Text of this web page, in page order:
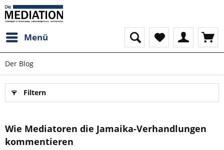
Menü
Der Blog
Filtern
Wie Mediatoren die Jamaika-Verhandlungen
kommentieren